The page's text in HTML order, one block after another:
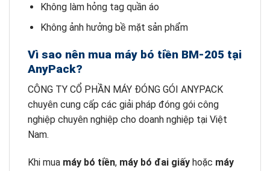
Không làm hỏng tag quần áo
Không ảnh hưởng bề mặt sản phẩm
Vì sao nên mua máy bó tiền BM-205 tại
AnyPack?
CÔNG TY CỔ PHẦN MÁY ĐÓNG GÓI ANYPACK
chuyên cung cấp các giải pháp đóng gói công
nghiệp chuyên nghiệp cho doanh nghiệp tại Việt
Nam.
Khi mua máy bó tiền, máy bó đai giấy hoặc máy